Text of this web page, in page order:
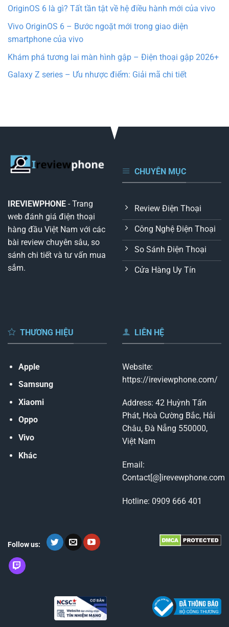
OriginOS 6 là gì? Tất tần tật về hệ điều hành mới của vivo
Vivo OriginOS 6 – Bước ngoặt mới trong giao diện
smartphone của vivo
Khám phá tương lai màn hình gập – Điện thoại gập 2026+
Galaxy Z series – Ưu nhược điểm: Giải mã chi tiết
IREVIEWPHONE - Trang
web đánh giá điện thoại
hàng đầu Việt Nam với các
bài review chuyên sâu, so
sánh chi tiết và tư vấn mua
sắm.
CHUYÊN MỤC
Review Điện Thoại
Công Nghệ Điện Thoại
So Sánh Điện Thoại
Cửa Hàng Uy Tín
THƯƠNG HIỆU
Apple
Samsung
Xiaomi
Oppo
Vivo
Khác
LIÊN HỆ
Website:
https://ireviewphone.com/
Address: 42 Huỳnh Tấn
Phát, Hoà Cường Bắc, Hải
Châu, Đà Nẵng 550000,
Việt Nam
Email:
Contact[@]irevewphone.com
Hotline: 0909 666 401
Follow us: